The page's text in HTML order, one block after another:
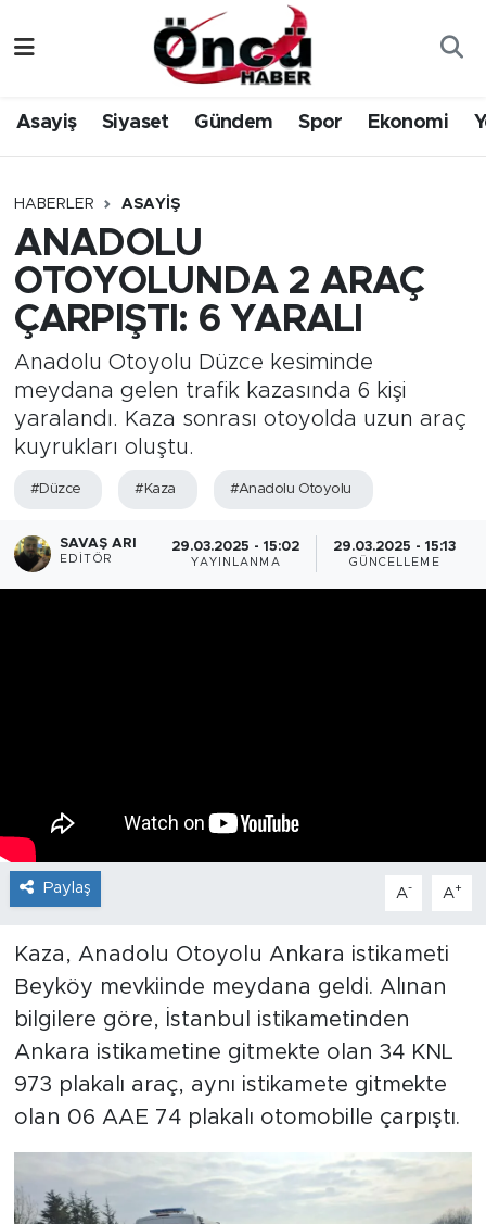
Asayiş Siyaset Gündem Spor Ekonomi
HABERLER ASAYIŞ
ANADOLU
OTOYOLUNDA 2 ARAÇ
ÇARPIŞTI: 6 YARALI
Anadolu Otoyolu Düzce kesiminde
meydana gelen trafik kazasında 6 kişi
yaralandı. Kaza sonrası otoyolda uzun araç
kuyrukları oluştu.
#Düzce #Kaza #Anadolu Otoyolu
SAVAŞ ARI
EDITÖR
29.03.2025 - 15:02
YAYINLANMA
29.03.2025 - 15:13
GÜNCELLEME
Paylaş A- A+
Kaza, Anadolu Otoyolu Ankara istikameti
Beyköy mevkiinde meydana geldi. Alınan
bilgilere göre, İstanbul istikametinden
Ankara istikametine gitmekte olan 34 KNL
973 plakalı araç, aynı istikamete gitmekte
olan 06 AAE 74 plakalı otomobille çarpıştı.
Gündem
Sağlık & Çevre
Spor
Siyaset
Yerel Haber
Öncü Radyo Dinle
Düzce Nöbetçi Eczaneler
Düzce Hava Durumu
Düzce Namaz Vakitleri
Düzce Trafik Yoğunluk Haritası
Süper Lig Puan Durumu ve Fikstür
Tüm Manşetler
Son Dakika Haberleri